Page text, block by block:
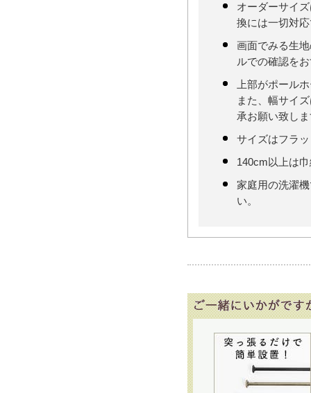
オーダーサイ
換には一切対
画面でみる生
ルでの確認を
上部がポール
また、幅サイ
承お願い致し
サイズはフラ
140cm以上は
家庭用の洗濯
い。